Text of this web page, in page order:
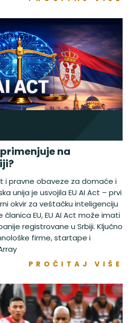
primenjuje na
i pravne obaveze za domaće i
unija je usvojila EU AI Act – prvi
okvir za veštačku inteligenciju
članica EU, EU AI Act može imati
registrovane u Srbiji. Ključno
firme, startape i
PROČITAJ VIŠE